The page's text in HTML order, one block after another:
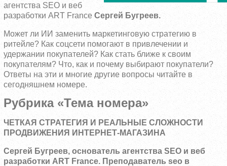
агентства SEO и веб
разработки ART France Сергей Бугреев.
Может ли ИИ заменить маркетинговую стратегию в
ритейле? Как соцсети помогают в привлечении и
удержании покупателей? Как стать ближе к своим
покупателям? Что, как и почему выбирают покупатели?
Ответы на эти и многие другие вопросы читайте в
сегодняшнем номере.
Рубрика «Тема номера»
ЧЕТКАЯ СТРАТЕГИЯ И РЕАЛЬНЫЕ СЛОЖНОСТИ
ПРОДВИЖЕНИЯ ИНТЕРНЕТ-МАГАЗИНА
Сергей Бугреев, основатель агентства SEO и веб
разработки ART France. Преподаватель seo в